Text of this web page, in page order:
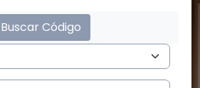
Buscar Código